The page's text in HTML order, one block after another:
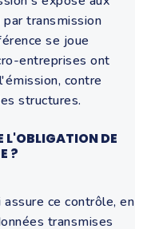
transmission
se joue
entreprises ont
contre
structures.
L'OBLIGATION DE
?
ce contrôle, en
transmises